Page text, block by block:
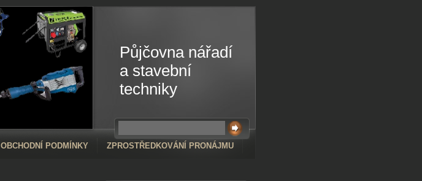
Půjčovna nářadí
a stavební
techniky
OBCHODNÍ PODMÍNKY ZPROSTŘEDKOVÁNÍ PRONÁJMU